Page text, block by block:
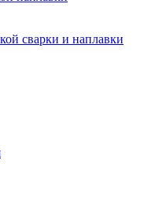
сварки и наплавки